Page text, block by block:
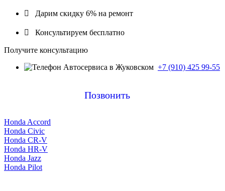
 Дарим скидку 6% на ремонт
 Консультируем бесплатно
Получите консультацию
+7 (910) 425 99-55
Позвонить
Honda Accord
Honda Civic
Honda CR-V
Honda HR-V
Honda Jazz
Honda Pilot